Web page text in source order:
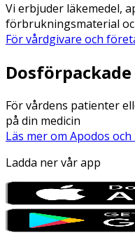
Vi erbjuder läkemedel,
förbrukningsmaterial
För vårdgivare och
För vårdens patienter
på din medicin
Läs mer om Apodos och
Ladda ner vår app